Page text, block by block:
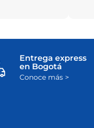
Entrega express
en Bogotá
Conoce más >